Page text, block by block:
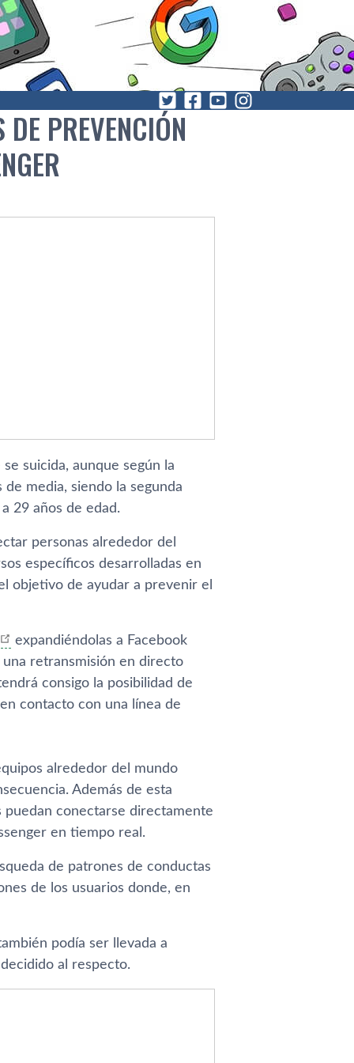
PREVENCIÓN
suicida, aunque según la
media, siendo la segunda
29 años de edad.
personas alrededor del
especí­ficos desarrolladas en
objetivo de ayudar a prevenir el
expandiéndolas a Facebook
retransmisión en directo
consigo la posibilidad de
contacto con una lí­nea de
alrededor del mundo
Además de esta
puedan conectarse directamente
en tiempo real.
de patrones de conductas
de los usuarios donde, en
podí­a ser llevada a
al respecto.